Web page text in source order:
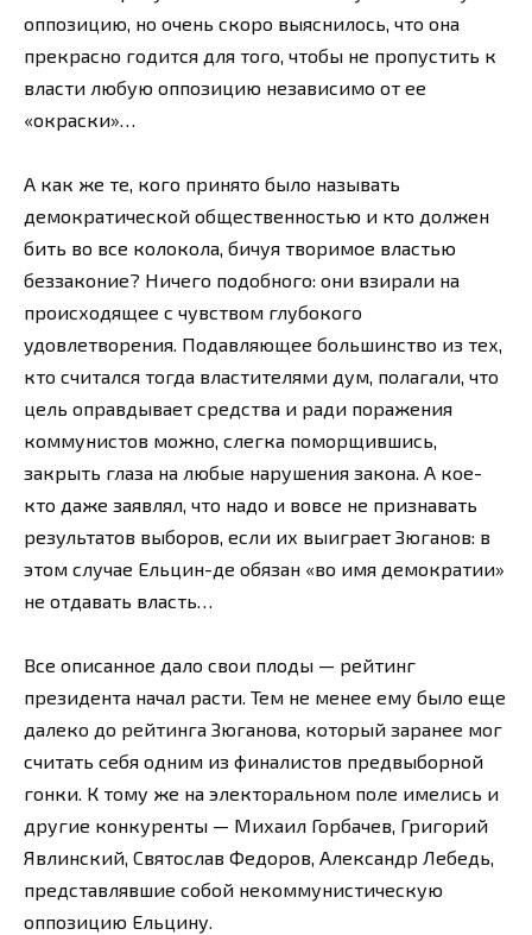
оппозицию, но очень скоро выяснилось, что она
прекрасно годится для того, чтобы не пропустить к
власти любую оппозицию независимо от ее
«окраски»…
А как же те, кого принято было называть
демократической общественностью и кто должен
бить во все колокола, бичуя творимое властью
беззаконие? Ничего подобного: они взирали на
происходящее с чувством глубокого
удовлетворения. Подавляющее большинство из тех,
кто считался тогда властителями дум, полагали, что
цель оправдывает средства и ради поражения
коммунистов можно, слегка поморщившись,
закрыть глаза на любые нарушения закона. А кое-
кто даже заявлял, что надо и вовсе не признавать
результатов выборов, если их выиграет Зюганов: в
этом случае Ельцин-де обязан «во имя демократии»
не отдавать власть…
Все описанное дало свои плоды — рейтинг
президента начал расти. Тем не менее ему было еще
далеко до рейтинга Зюганова, который заранее мог
считать себя одним из финалистов предвыборной
гонки. К тому же на электоральном поле имелись и
другие конкуренты — Михаил Горбачев, Григорий
Явлинский, Святослав Федоров, Александр Лебедь,
представлявшие собой некоммунистическую
оппозицию Ельцину.